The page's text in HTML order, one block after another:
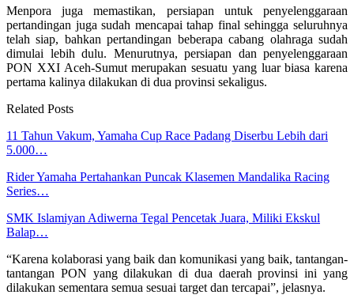
Menpora juga memastikan, persiapan untuk penyelenggaraan
pertandingan juga sudah mencapai tahap final sehingga seluruhnya
telah siap, bahkan pertandingan beberapa cabang olahraga sudah
dimulai lebih dulu. Menurutnya, persiapan dan penyelenggaraan
PON XXI Aceh-Sumut merupakan sesuatu yang luar biasa karena
pertama kalinya dilakukan di dua provinsi sekaligus.
Related Posts
11 Tahun Vakum, Yamaha Cup Race Padang Diserbu Lebih dari
5.000…
Rider Yamaha Pertahankan Puncak Klasemen Mandalika Racing
Series…
SMK Islamiyan Adiwerna Tegal Pencetak Juara, Miliki Ekskul
Balap…
“Karena kolaborasi yang baik dan komunikasi yang baik, tantangan-
tantangan PON yang dilakukan di dua daerah provinsi ini yang
dilakukan sementara semua sesuai target dan tercapai”, jelasnya.